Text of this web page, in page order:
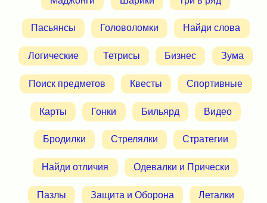
Пасьянсы Головоломки Найди слова
Логические Тетрисы Бизнес Зума
Поиск предметов Квесты Спортивные
Карты Гонки Бильярд Видео
Бродилки Стрелялки Стратегии
Найди отличия Одевалки и Прически
Пазлы Защита и Оборона Леталки